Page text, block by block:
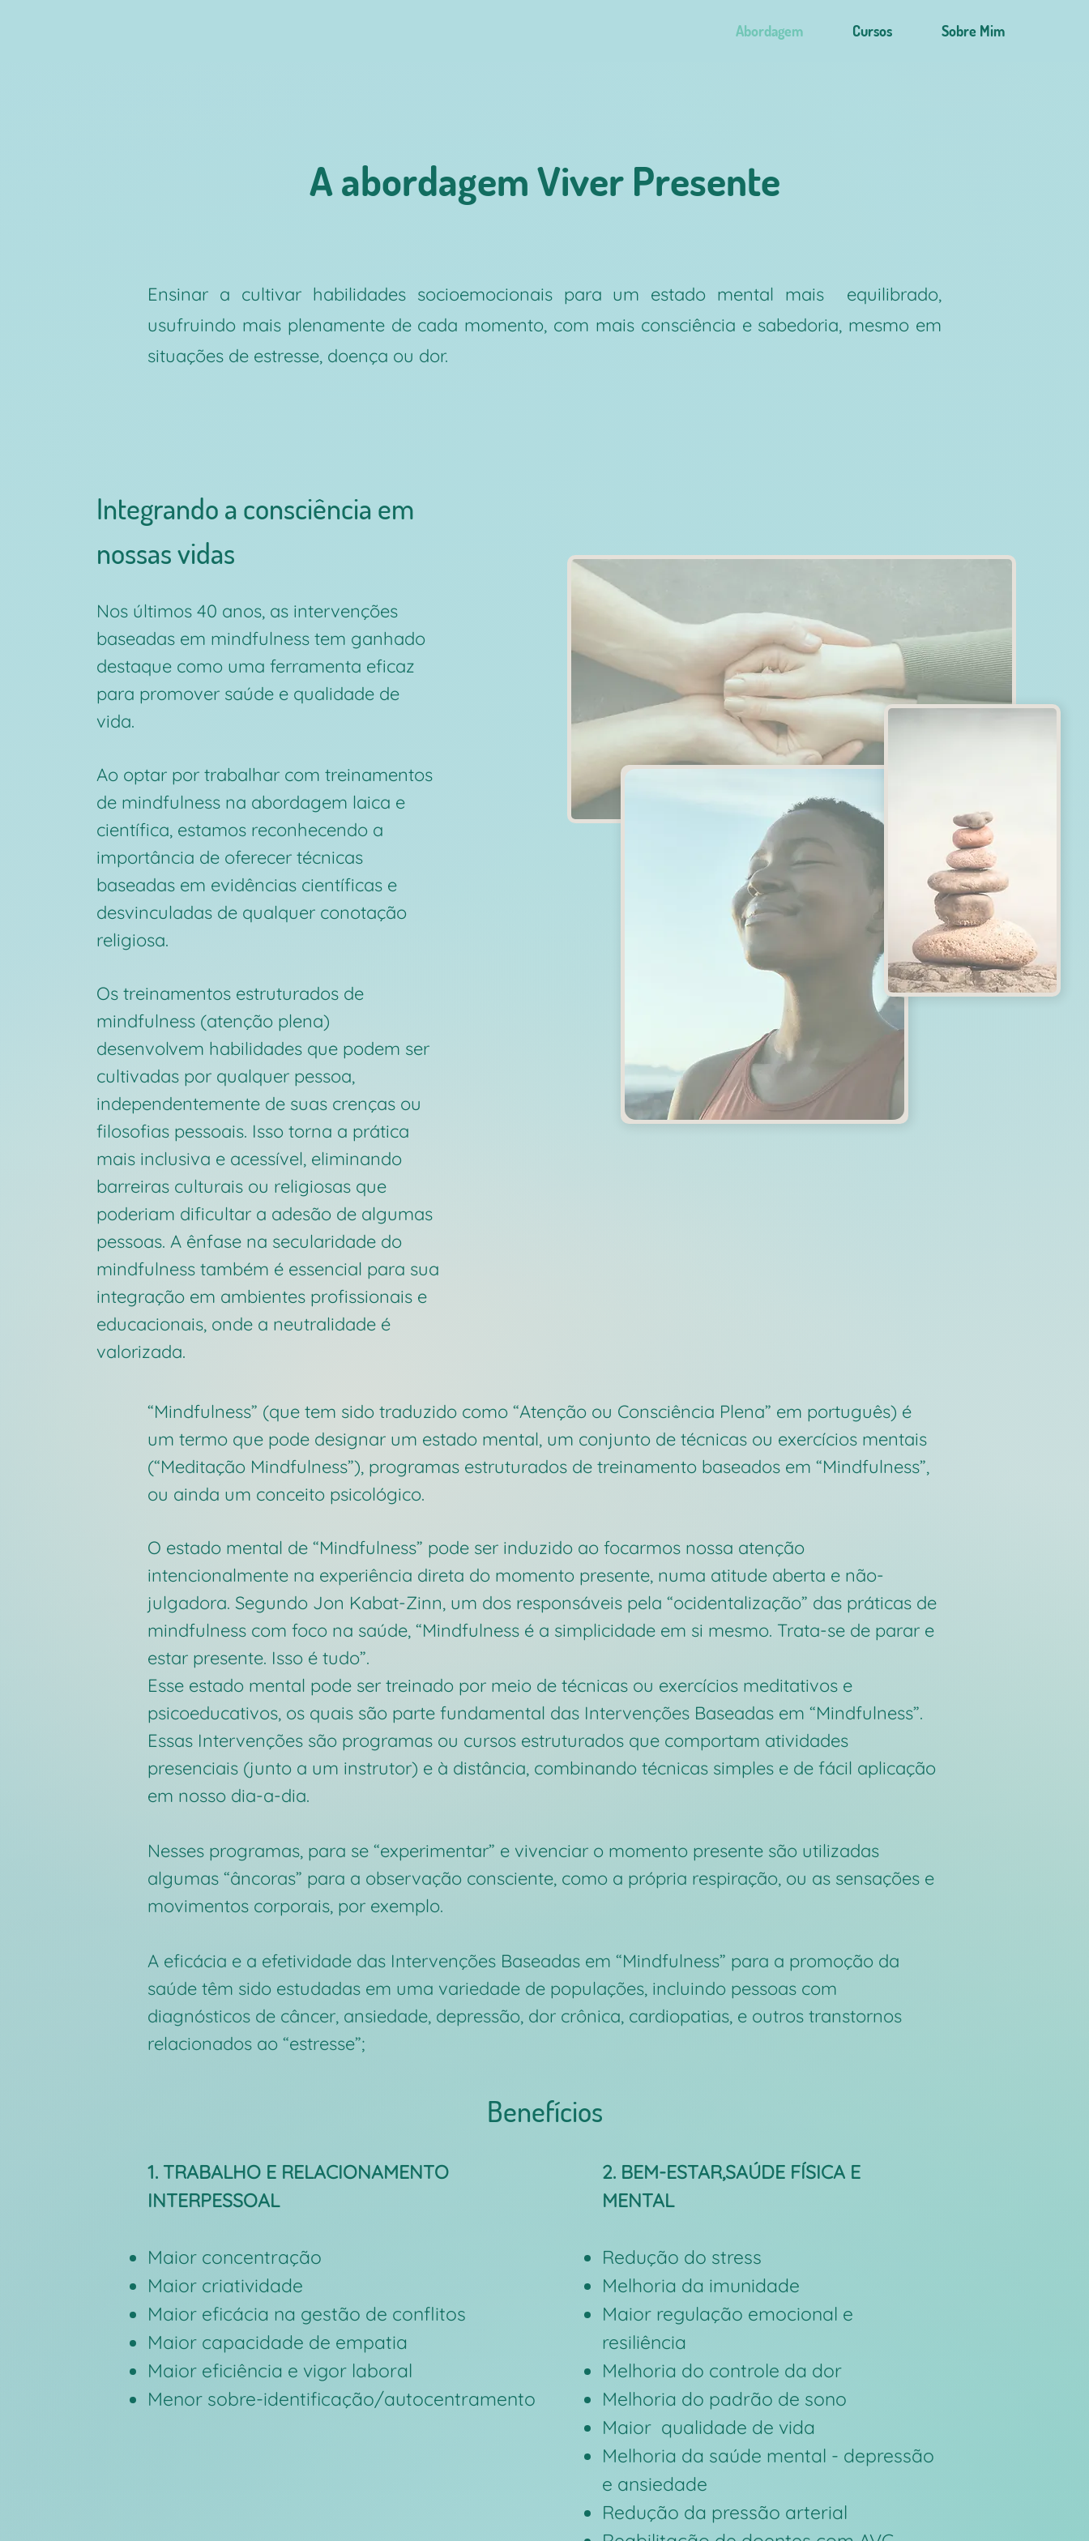
Abordagem Cursos Sobre Mim
A abordagem Viver Presente
Ensinar a cultivar habilidades socioemocionais para um estado mental mais equilibrado,
usufruindo mais plenamente de cada momento, com mais consciência e sabedoria, mesmo em
situações de estresse, doença ou dor.
Integrando a consciência em
nossas vidas
Nos últimos 40 anos, as intervenções
baseadas em mindfulness tem ganhado
destaque como uma ferramenta eficaz
para promover saúde e qualidade de
vida.
Ao optar por trabalhar com treinamentos
de mindfulness na abordagem laica e
científica, estamos reconhecendo a
importância de oferecer técnicas
baseadas em evidências científicas e
desvinculadas de qualquer conotação
religiosa.
Os treinamentos estruturados de
mindfulness (atenção plena)
desenvolvem habilidades que podem ser
cultivadas por qualquer pessoa,
independentemente de suas crenças ou
filosofias pessoais. Isso torna a prática
mais inclusiva e acessível, eliminando
barreiras culturais ou religiosas que
poderiam dificultar a adesão de algumas
pessoas. A ênfase na secularidade do
mindfulness também é essencial para sua
integração em ambientes profissionais e
educacionais, onde a neutralidade é
valorizada.
“Mindfulness” (que tem sido traduzido como “Atenção ou Consciência Plena” em português) é
um termo que pode designar um estado mental, um conjunto de técnicas ou exercícios mentais
(“Meditação Mindfulness”), programas estruturados de treinamento baseados em “Mindfulness”,
ou ainda um conceito psicológico.
O estado mental de “Mindfulness” pode ser induzido ao focarmos nossa atenção
intencionalmente na experiência direta do momento presente, numa atitude aberta e não-
julgadora. Segundo Jon Kabat-Zinn, um dos responsáveis pela “ocidentalização” das práticas de
mindfulness com foco na saúde, “Mindfulness é a simplicidade em si mesmo. Trata-se de parar e
estar presente. Isso é tudo”.
Esse estado mental pode ser treinado por meio de técnicas ou exercícios meditativos e
psicoeducativos, os quais são parte fundamental das Intervenções Baseadas em “Mindfulness”.
Essas Intervenções são programas ou cursos estruturados que comportam atividades
presenciais (junto a um instrutor) e à distância, combinando técnicas simples e de fácil aplicação
em nosso dia-a-dia.
Nesses programas, para se “experimentar” e vivenciar o momento presente são utilizadas
algumas “âncoras” para a observação consciente, como a própria respiração, ou as sensações e
movimentos corporais, por exemplo.
A eficácia e a efetividade das Intervenções Baseadas em “Mindfulness” para a promoção da
saúde têm sido estudadas em uma variedade de populações, incluindo pessoas com
diagnósticos de câncer, ansiedade, depressão, dor crônica, cardiopatias, e outros transtornos
relacionados ao “estresse”;​
Benefícios
1. TRABALHO E RELACIONAMENTO
INTERPESSOAL
Maior concentração
Maior criatividade
Maior eficácia na gestão de conflitos
Maior capacidade de empatia
Maior eficiência e vigor laboral
Menor sobre-identificação/autocentramento
2. BEM-ESTAR,SAÚDE FÍSICA E
MENTAL
Redução do stress
Melhoria da imunidade
Maior regulação emocional e
resiliência
Melhoria do controle da dor
Melhoria do padrão de sono
Maior qualidade de vida
Melhoria da saúde mental - depressão
e ansiedade
Redução da pressão arterial